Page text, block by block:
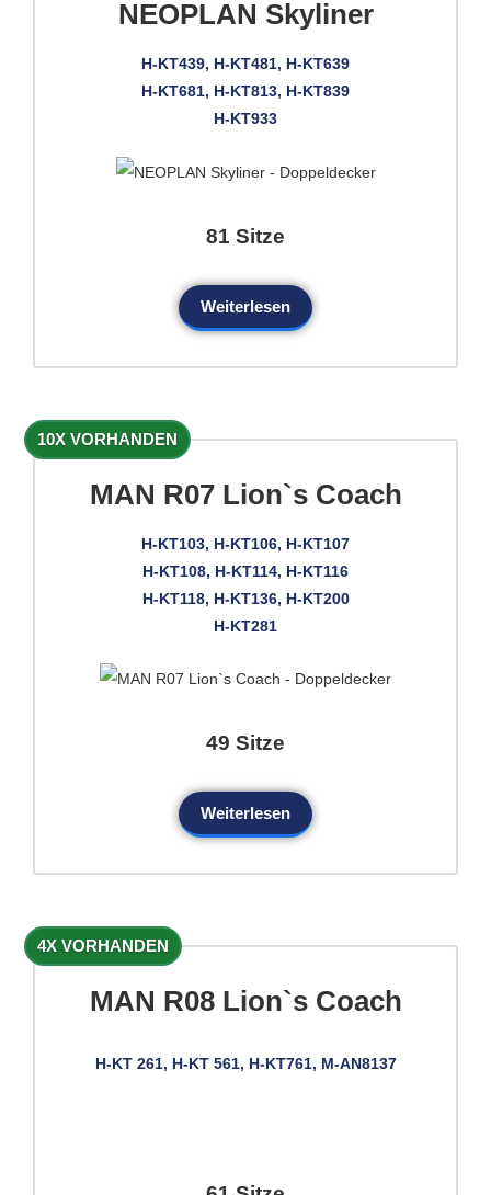
NEOPLAN Skyliner
H-KT439, H-KT481, H-KT639
H-KT681, H-KT813, H-KT839
H-KT933
81 Sitze
Weiterlesen
10X VORHANDEN
MAN R07 Lion`s Coach
H-KT103, H-KT106, H-KT107
H-KT108, H-KT114, H-KT116
H-KT118, H-KT136, H-KT200
H-KT281
49 Sitze
Weiterlesen
4X VORHANDEN
MAN R08 Lion`s Coach
H-KT 261, H-KT 561, H-KT761, M-AN8137